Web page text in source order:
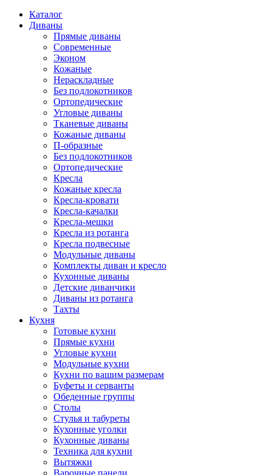
Каталог
Диваны
Прямые диваны
Современные
Эконом
Кожаные
Нераскладные
Без подлокотников
Ортопедические
Угловые диваны
Тканевые диваны
Кожаные диваны
П-образные
Без подлокотников
Ортопедические
Кресла
Кожаные кресла
Кресла-кровати
Кресла-качалки
Кресла-мешки
Кресла из ротанга
Кресла подвесные
Модульные диваны
Комплекты диван и кресло
Кухонные диваны
Детские диванчики
Диваны из ротанга
Тахты
Кухня
Готовые кухни
Прямые кухни
Угловые кухни
Модульные кухни
Кухни по вашим размерам
Буфеты и серванты
Обеденные группы
Столы
Стулья и табуреты
Кухонные уголки
Кухонные диваны
Техника для кухни
Вытяжки